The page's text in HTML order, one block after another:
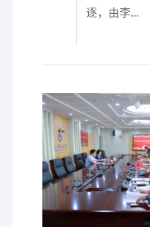
逐，由李...